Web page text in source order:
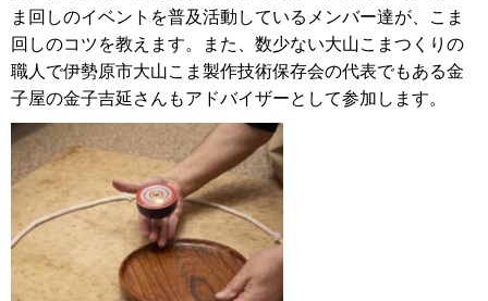
ま回しのイベントを普及活動しているメンバー達が、こま
回しのコツを教えます。また、数少ない大山こまつくりの
職人で伊勢原市大山こま製作技術保存会の代表でもある金
子屋の金子吉延さんもアドバイザーとして参加します。